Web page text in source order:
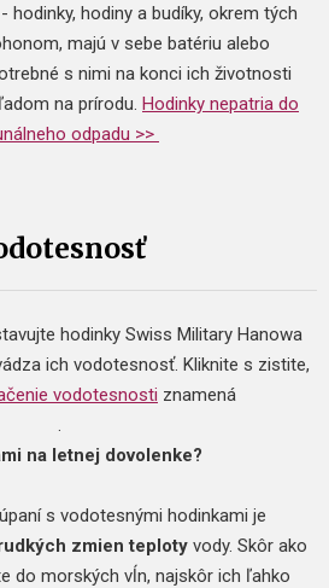
- hodinky, hodiny a budíky, okrem tých
majú v sebe batériu alebo
s nimi na konci ich životnosti
na prírodu. Hodinky nepatria do
odpadu >>
hodinky Swiss Military Hanowa
ich vodotesnosť. Kliknite s zistite,
vodotesnosti znamená
.
na letnej dovolenke?
s vodotesnými hodinkami je
zmien teploty vody. Skôr ako
do morských vĺn, najskôr ich ľahko